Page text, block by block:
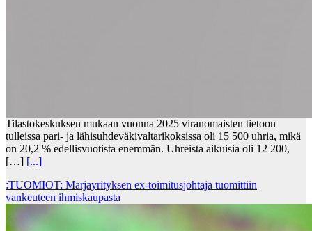
Tilastokeskuksen mukaan vuonna 2025 viranomaisten tietoon
tulleissa pari- ja lähisuhdeväkivaltarikoksissa oli 15 500 uhria, mikä
on 20,2 % edellisvuotista enemmän. Uhreista aikuisia oli 12 200,
[…] [...]
:TUOMIOT: Marjayrityksen ex-toimitusjohtaja tuomittiin
vankeuteen ihmiskaupasta